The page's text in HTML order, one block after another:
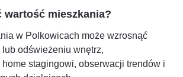
wartość mieszkania?
w Polkowicach może wzrosnąć
odświeżeniu wnętrz,
stagingowi, obserwacji trendów i